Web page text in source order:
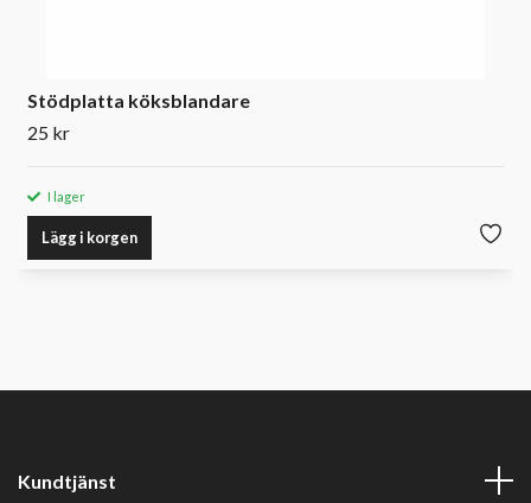
Stödplatta köksblandare
25 kr
I lager
Lägg i korgen
Kundtjänst